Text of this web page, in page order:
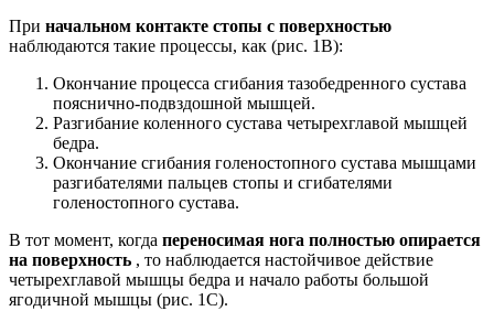
При начальном контакте стопы с поверхностью
наблюдаются такие процессы, как (рис. 1В):
Окончание процесса сгибания тазобедренного сустава
пояснично-подвздошной мышцей.
Разгибание коленного сустава четырехглавой мышцей
бедра.
Окончание сгибания голеностопного сустава мышцами
разгибателями пальцев стопы и сгибателями
голеностопного сустава.
В тот момент, когда переносимая нога полностью опирается
на поверхность , то наблюдается настойчивое действие
четырехглавой мышцы бедра и начало работы большой
ягодичной мышцы (рис. 1С).